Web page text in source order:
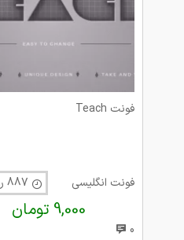
فونت Teach
فونت انگلیسی
9,000 تومان
0